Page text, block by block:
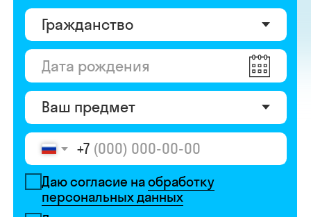
Даю согласие наобработку
Даю согласие наполучение рекламы
Перейти к анкете